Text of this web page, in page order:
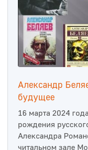
Александр
будущее
16 марта 2024
рождения
Александра
читальном зале